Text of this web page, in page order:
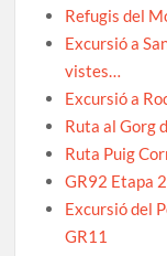
Refugis del
Excursió a
vistes…
Excursió a
Ruta al Gorg
Ruta Puig
GR92 Etapa
Excursió del
GR11